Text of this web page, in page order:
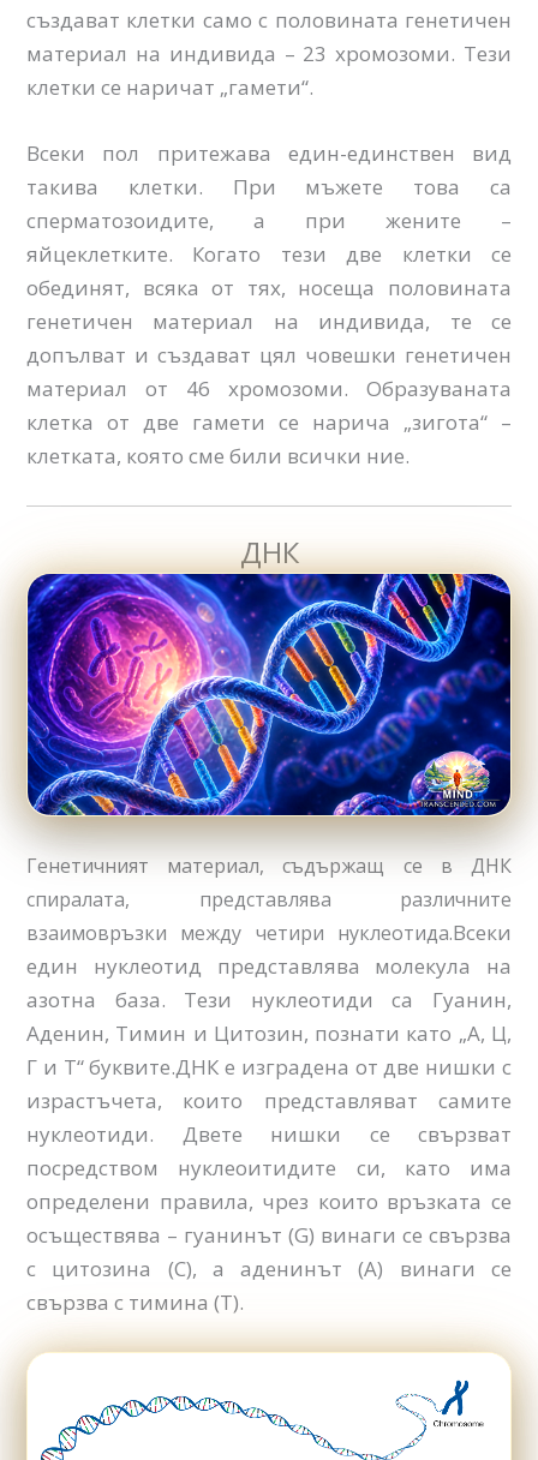
създават клетки само с половината генетичен
материал на индивида – 23 хромозоми. Тези
клетки се наричат „гамети“.
Всеки пол притежава един-единствен вид
такива клетки. При мъжете това са
сперматозоидите, а при жените –
яйцеклетките. Когато тези две клетки се
обединят, всяка от тях, носеща половината
генетичен материал на индивида, те се
допълват и създават цял човешки генетичен
материал от 46 хромозоми. Образуваната
клетка от две гамети се нарича „зигота“ –
клетката, която сме били всички ние.
ДНК
Генетичният материал, съдържащ се в ДНК
спиралата, представлява различните
взаимовръзки между четири нуклеотида.Всеки
един нуклеотид представлява молекула на
азотна база. Тези нуклеотиди са Гуанин,
Аденин, Тимин и Цитозин, познати като „А, Ц,
Г и Т“ буквите.ДНК е изградена от две нишки с
израстъчета, които представляват самите
нуклеотиди. Двете нишки се свързват
посредством нуклеоитидите си, като има
определени правила, чрез които връзката се
осъществява – гуанинът (G) винаги се свързва
с цитозина (C), а аденинът (A) винаги се
свързва с тимина (T).